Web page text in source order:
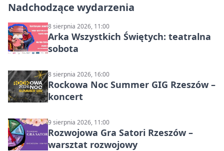
Nadchodzące wydarzenia
8 sierpnia 2026, 11:00
Arka Wszystkich Świętych: teatralna
sobota
8 sierpnia 2026, 16:00
Rockowa Noc Summer GIG Rzeszów –
koncert
9 sierpnia 2026, 11:00
Rozwojowa Gra Satori Rzeszów –
warsztat rozwojowy